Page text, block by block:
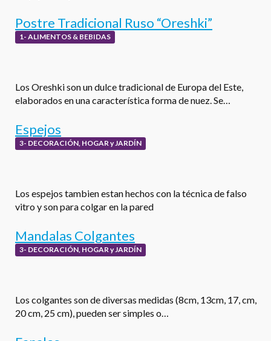
Postre Tradicional Ruso “Oreshki”
1- ALIMENTOS & BEBIDAS
Los Oreshki son un dulce tradicional de Europa del Este,
elaborados en una característica forma de nuez. Se…
Espejos
3- DECORACIÓN, HOGAR y JARDÍN
Los espejos tambien estan hechos con la técnica de falso
vitro y son para colgar en la pared
Mandalas Colgantes
3- DECORACIÓN, HOGAR y JARDÍN
Los colgantes son de diversas medidas (8cm, 13cm, 17, cm,
20 cm, 25 cm), pueden ser simples o…